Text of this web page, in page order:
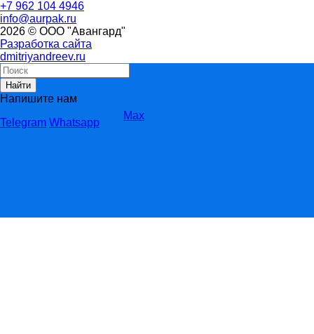
+7 962 104 4946
info@aurpak.ru
2026 © ООО "Авангард"
Разработка сайта
dmitriyandreev.ru
Найти
Напишите нам
Telegram Whatsapp
Max